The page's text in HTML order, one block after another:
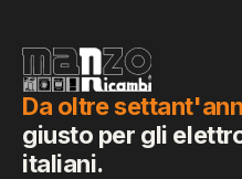
Da oltre
giusto per gli
italiani.